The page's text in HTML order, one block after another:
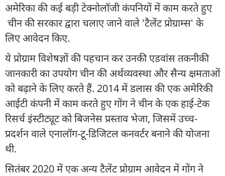
अमेरिका की कई बड़ी टेक्नोलॉजी कंपनियों में काम करते हुए
चीन की सरकार द्वारा चलाए जाने वाले 'टैलेंट प्रोग्राम्स' के
लिए आवेदन किए.
ये प्रोग्राम विशेषज्ञों की पहचान कर उनकी एडवांस तकनीकी
जानकारी का उपयोग चीन की अर्थव्यवस्था और सैन्य क्षमताओं
को बढ़ाने के लिए करते हैं. 2014 में डलास की एक अमेरिकी
आईटी कंपनी में काम करते हुए गोंग ने चीन के एक हाई-टेक
रिसर्च इंस्टीट्यूट को बिजनेस प्रस्ताव भेजा, जिसमें उच्च-
प्रदर्शन वाले एनालॉग-टू-डिजिटल कनवर्टर बनाने की योजना
थी.
सितंबर 2020 में एक अन्य टैलेंट प्रोग्राम आवेदन में गोंग ने